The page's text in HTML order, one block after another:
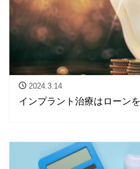
2024.3.14
インプラント治療はローン